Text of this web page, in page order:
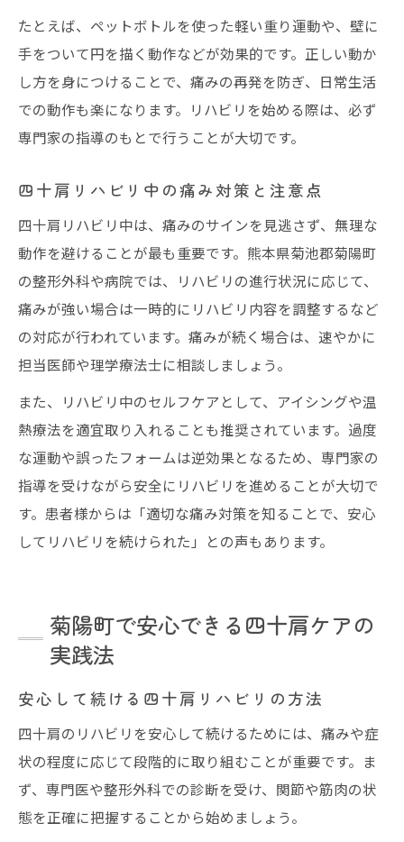
たとえば、ペットボトルを使った軽い重り運動や、壁に
手をついて円を描く動作などが効果的です。正しい動か
し方を身につけることで、痛みの再発を防ぎ、日常生活
での動作も楽になります。リハビリを始める際は、必ず
専門家の指導のもとで行うことが大切です。
四十肩リハビリ中の痛み対策と注意点
四十肩リハビリ中は、痛みのサインを見逃さず、無理な
動作を避けることが最も重要です。熊本県菊池郡菊陽町
の整形外科や病院では、リハビリの進行状況に応じて、
痛みが強い場合は一時的にリハビリ内容を調整するなど
の対応が行われています。痛みが続く場合は、速やかに
担当医師や理学療法士に相談しましょう。
また、リハビリ中のセルフケアとして、アイシングや温
熱療法を適宜取り入れることも推奨されています。過度
な運動や誤ったフォームは逆効果となるため、専門家の
指導を受けながら安全にリハビリを進めることが大切で
す。患者様からは「適切な痛み対策を知ることで、安心
してリハビリを続けられた」との声もあります。
菊陽町で安心できる四十肩ケアの
実践法
安心して続ける四十肩リハビリの方法
四十肩のリハビリを安心して続けるためには、痛みや症
状の程度に応じて段階的に取り組むことが重要です。ま
ず、専門医や整形外科での診断を受け、関節や筋肉の状
態を正確に把握することから始めましょう。